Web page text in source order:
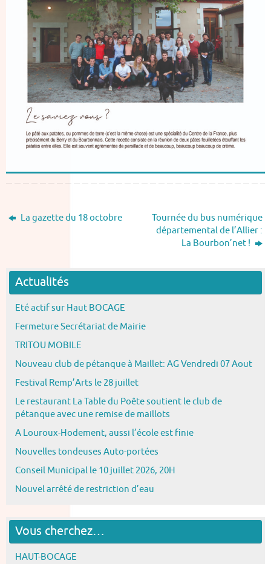
La gazette du 18 octobre
Tournée du bus numérique
départemental de l’Allier :
La Bourbon’net !
Actualités
Eté actif sur Haut BOCAGE
Fermeture Secrétariat de Mairie
TRITOU MOBILE
Nouveau club de pétanque à Maillet: AG Vendredi 07 Aout
Festival Remp’Arts le 28 juillet
Le restaurant La Table du Poête soutient le club de
pétanque avec une remise de maillots
A Louroux-Hodement, aussi l’école est finie
Nouvelles tondeuses Auto-portées
Conseil Municipal le 10 juillet 2026, 20H
Nouvel arrêté de restriction d’eau
Vous cherchez…
HAUT-BOCAGE